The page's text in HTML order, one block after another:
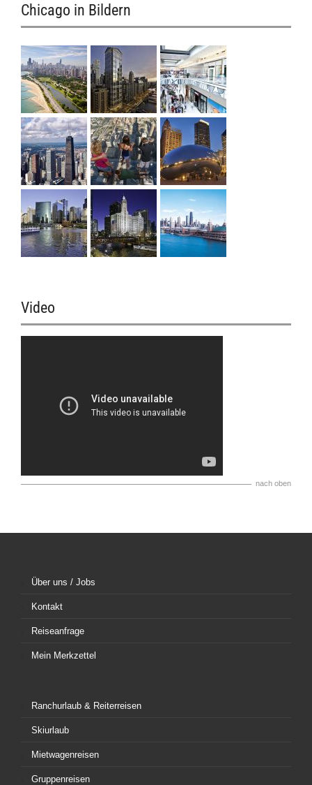
Chicago in Bildern
Video
nach oben
Über uns / Jobs
Kontakt
Reiseanfrage
Mein Merkzettel
Ranchurlaub & Reiterreisen
Skiurlaub
Mietwagenreisen
Gruppenreisen